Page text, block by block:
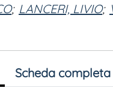
; LANCERI, LIVIO;
Scheda completa